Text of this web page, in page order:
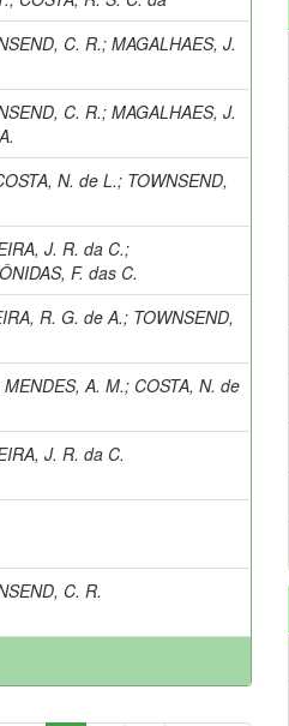
C. R.;MAGALHAES, J.
C. R.;MAGALHAES, J.
N. de L.; TOWNSEND,
J. R. da C.;
F. das C.
R. G. de A.; TOWNSEND,
MENDES, A. M.; COSTA, N. de
J. R. da C.
C. R.